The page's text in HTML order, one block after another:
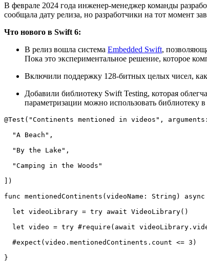
В феврале 2024 года инженер-менеджер команды
сообщала дату релиза, но разработчики на тот момент
Что нового в Swift 6:
В релиз вошла система Embedded Swift,
Пока это экспериментальное решение, которое
Включили поддержку 128-битных целых чисел,
Добавили библиотеку Swift Testing, которая
параметризации можно использовать библиотеку
@Test("Continents mentioned in videos",
"A Beach",
"By the Lake",
"Camping in the Woods"
])
func mentionedContinents(videoName: String)
let videoLibrary = try await VideoLibrary()
let video = try #require(await
#expect(video.mentionedContinents.count <= 3)
}